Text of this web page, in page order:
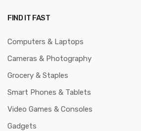
FIND IT FAST
Computers & Laptops
Cameras & Photography
Grocery & Staples
Smart Phones & Tablets
Video Games & Consoles
Gadgets